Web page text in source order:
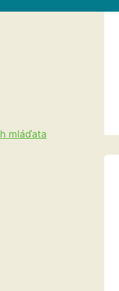
mláďata